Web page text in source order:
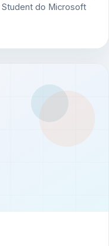
do Microsoft